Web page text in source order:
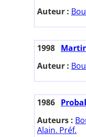
Auteur :
1998
Auteur :
1986
Auteurs :
Alain. Préf.